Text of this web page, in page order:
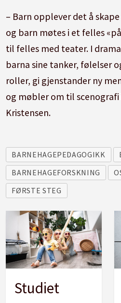
– Barn opplever det å
og barn møtes i et felles
til felles med teater. I
barna sine tanker, følelser
roller, gi gjenstander ny
og møbler om til scenografi
Kristensen.
BARNEHAGEPEDAGOGIKK
BARNEHAGEFORSKNING
FØRSTE STEG
Studiet